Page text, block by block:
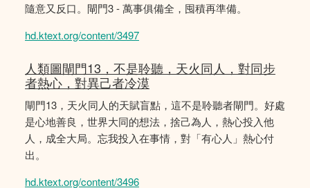
隨意又反口。閘門3 - 萬事俱備全，囤積再準備。
hd.ktext.org/content/3497
人類圖閘門13，不是聆聽，天火同人，對同步
者熱心，對異己者冷漠
閘門13，天火同人的天賦盲點，這不是聆聽者閘門。好處
是心地善良，世界大同的想法，捨己為人，熱心投入他
人，成全大局。忘我投入在事情，對「有心人」熱心付
出。
hd.ktext.org/content/3496